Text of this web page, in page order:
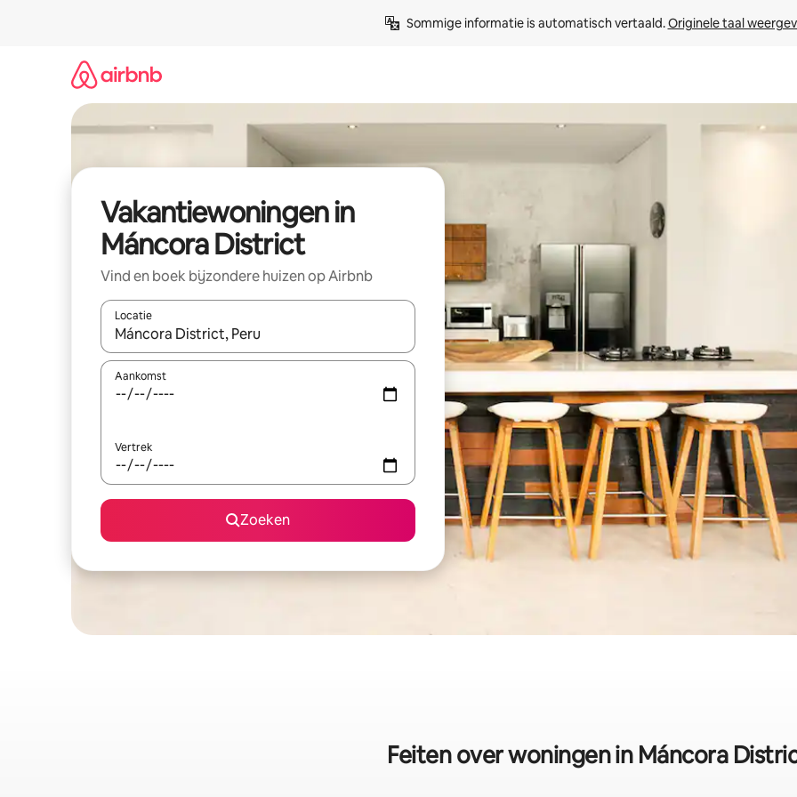
Sommige informatie is automatisch vertaald. Originele taal
Vakantiewoningen in
Máncora District
Vind en boek bijzondere huizen op Airbnb
Locatie
Wanneer er suggesties beschikbaar zijn, maak je een keuze met je de pijltjestoetsen omhoog en omlaag, óf door te
Aankomst
Vertrek
Zoeken
Feiten over woningen in Máncora